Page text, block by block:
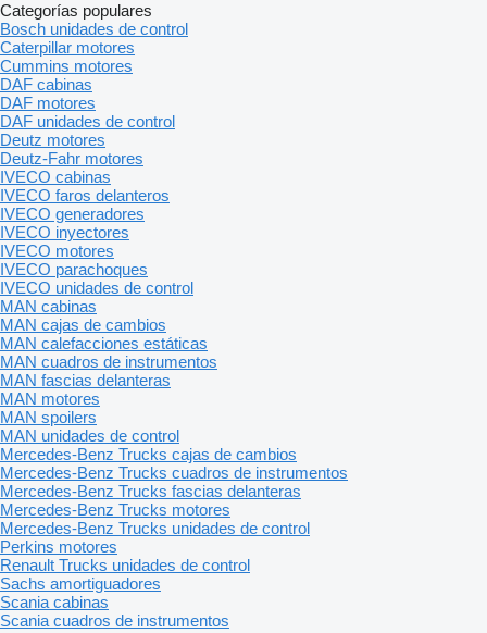
Categorías populares
Bosch unidades de control
Caterpillar motores
Cummins motores
DAF cabinas
DAF motores
DAF unidades de control
Deutz motores
Deutz-Fahr motores
IVECO cabinas
IVECO faros delanteros
IVECO generadores
IVECO inyectores
IVECO motores
IVECO parachoques
IVECO unidades de control
MAN cabinas
MAN cajas de cambios
MAN calefacciones estáticas
MAN cuadros de instrumentos
MAN fascias delanteras
MAN motores
MAN spoilers
MAN unidades de control
Mercedes-Benz Trucks cajas de cambios
Mercedes-Benz Trucks cuadros de instrumentos
Mercedes-Benz Trucks fascias delanteras
Mercedes-Benz Trucks motores
Mercedes-Benz Trucks unidades de control
Perkins motores
Renault Trucks unidades de control
Sachs amortiguadores
Scania cabinas
Scania cuadros de instrumentos